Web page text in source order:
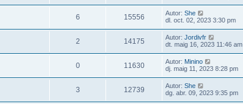
6 15556 Autor: She
dl. oct. 02, 2023 3:30 pm
2 14175 Autor: Jordivfr
dt. maig 16, 2023 11:46 am
0 11630 Autor: Minino
dj. maig 11, 2023 8:28 pm
3 12739 Autor: She
dg. abr. 09, 2023 9:35 pm